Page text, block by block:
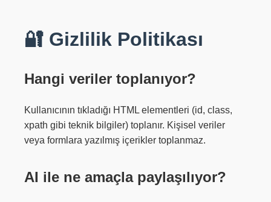
🔐 Gizlilik Politikası
Hangi veriler toplanıyor?
Kullanıcının tıkladığı HTML elementleri (id, class,
xpath gibi teknik bilgiler) toplanır. Kişisel veriler
veya formlara yazılmış içerikler toplanmaz.
AI ile ne amaçla paylaşılıyor?